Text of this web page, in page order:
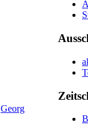
Georg